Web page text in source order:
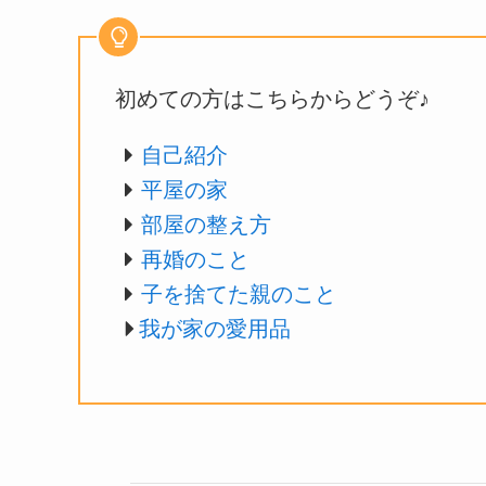
初めての方はこちらからどうぞ♪
自己紹介
平屋の家
部屋の整え方
再婚のこと
子を捨てた親のこと
我が家の愛用品